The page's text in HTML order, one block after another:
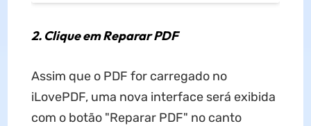
2. Clique em Reparar PDF
Assim que o PDF for carregado no
iLovePDF, uma nova interface será exibida
com o botão "Reparar PDF" no canto